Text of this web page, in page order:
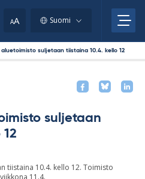
AA Suomi
aluetoimisto suljetaan tiistaina 10.4. kello 12
suljetaan
tiistaina 10.4. kello 12. Toimisto